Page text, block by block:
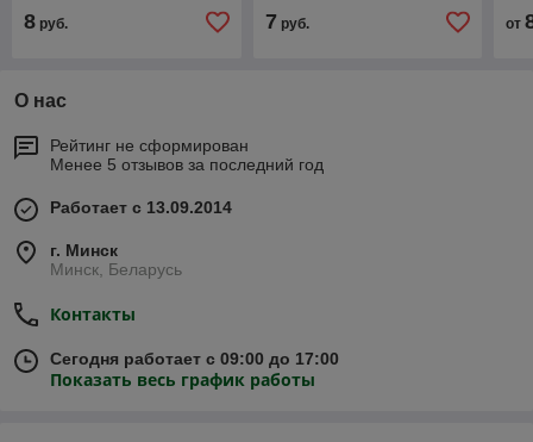
8 руб. 7 руб. от
О нас
Рейтинг не сформирован
Менее 5 отзывов за последний год
Работает с 13.09.2014
г. Минск
Минск, Беларусь
Контакты
Сегодня работает с 09:00 до 17:00
Показать весь график работы